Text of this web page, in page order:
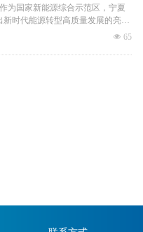
为国家新能源综合示范区，宁夏
时代能源转型高质量发展的亮眼
넶 65